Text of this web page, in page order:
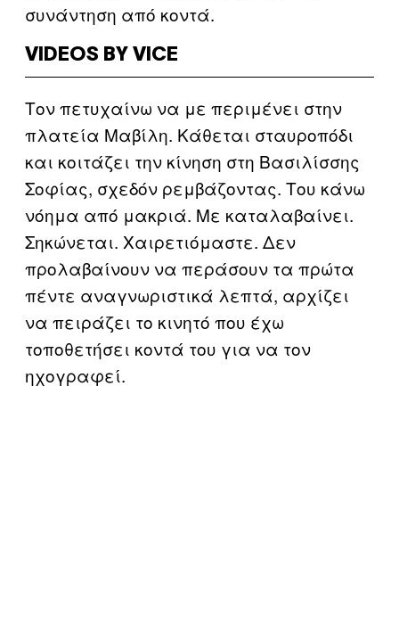
συνάντηση από κοντά.
VIDEOS BY VICE
Τον πετυχαίνω να με περιμένει στην
πλατεία Μαβίλη. Κάθεται σταυροπόδι
και κοιτάζει την κίνηση στη Βασιλίσσης
Σοφίας, σχεδόν ρεμβάζοντας. Του κάνω
νόημα από μακριά. Με καταλαβαίνει.
Σηκώνεται. Χαιρετιόμαστε. Δεν
προλαβαίνουν να περάσουν τα πρώτα
πέντε αναγνωριστικά λεπτά, αρχίζει
να πειράζει το κινητό που έχω
τοποθετήσει κοντά του για να τον
ηχογραφεί.